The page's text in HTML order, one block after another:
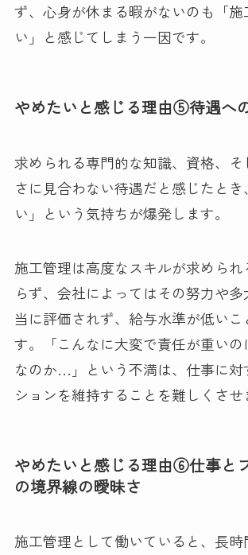
ず、心身が休まる暇がないのも「施
い」と感じてしまう一因です。
やめたいと感じる理由⑤待遇へ
求められる専門的な知識、資格、
さに見合わない待遇だと感じたとき
い」という気持ちが爆発します。
施工管理は高度なスキルが求められ
らず、会社によってはその努力や
当に評価されず、給与水準が低いこ
す。「こんなに大変で責任が重い
なのか…」という不満は、仕事に対
ションを維持することを難しくさせ
やめたいと感じる理由⑥仕事と
の境界線の曖昧さ
施工管理として働いていると、長